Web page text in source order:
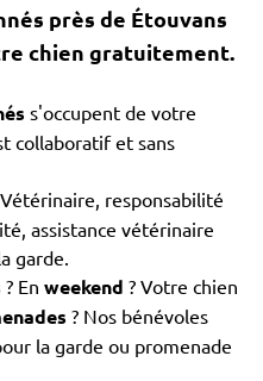
près de Étouvans
chien gratuitement.
s'occupent de votre
collaboratif et sans
responsabilité
assistance vétérinaire
garde.
? En weekend ? Votre chien
? Nos bénévoles
la garde ou promenade